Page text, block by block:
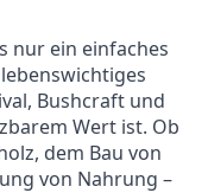
nur ein einfaches
Bushcraft und
Wert ist. Ob
dem Bau von
von Nahrung –